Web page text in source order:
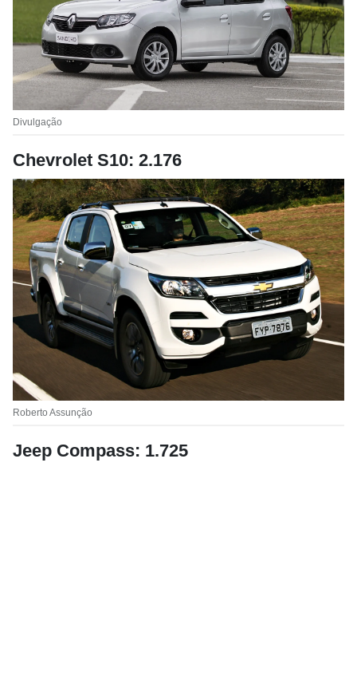
Divulgação
Chevrolet S10: 2.176
Roberto Assunção
Jeep Compass: 1.725